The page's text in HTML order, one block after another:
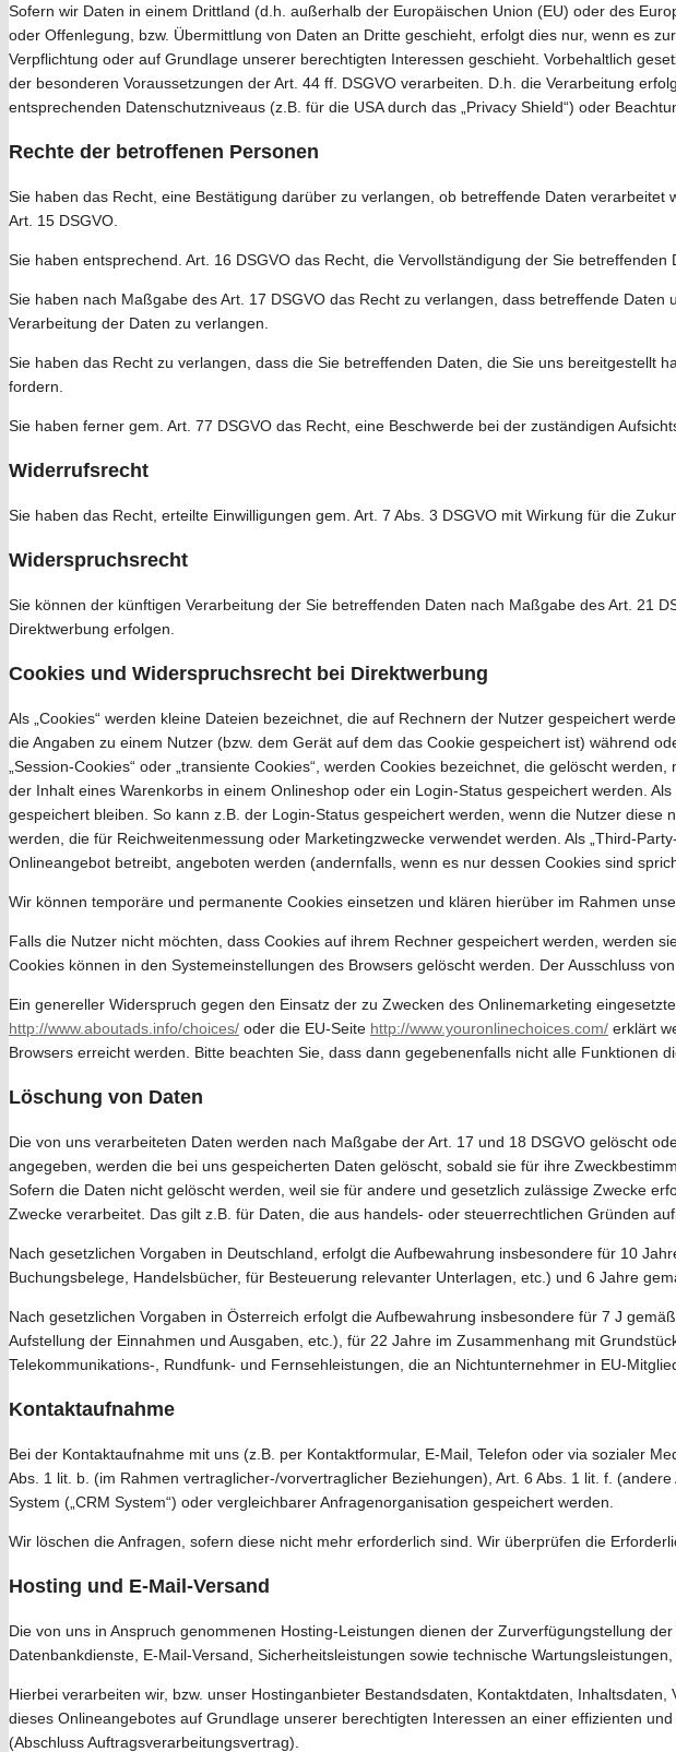
Sofern wir Daten in einem Drittland (d.h. außerhalb der Europäischen Union (EU) oder des
oder Offenlegung, bzw. Übermittlung von Daten an Dritte geschieht, erfolgt dies nur, wenn es
Verpflichtung oder auf Grundlage unserer berechtigten Interessen geschieht. Vorbehaltlich
der besonderen Voraussetzungen der Art. 44 ff. DSGVO verarbeiten. D.h. die Verarbeitung
entsprechenden Datenschutzniveaus (z.B. für die USA durch das „Privacy Shield“) oder
Rechte der betroffenen Personen
Sie haben das Recht, eine Bestätigung darüber zu verlangen, ob betreffende Daten
Art. 15 DSGVO.
Sie haben entsprechend. Art. 16 DSGVO das Recht, die Vervollständigung der Sie
Sie haben nach Maßgabe des Art. 17 DSGVO das Recht zu verlangen, dass betreffende
Verarbeitung der Daten zu verlangen.
Sie haben das Recht zu verlangen, dass die Sie betreffenden Daten, die Sie uns bereitgestellt
fordern.
Sie haben ferner gem. Art. 77 DSGVO das Recht, eine Beschwerde bei der zuständigen
Widerrufsrecht
Sie haben das Recht, erteilte Einwilligungen gem. Art. 7 Abs. 3 DSGVO mit Wirkung für die
Widerspruchsrecht
Sie können der künftigen Verarbeitung der Sie betreffenden Daten nach Maßgabe des Art. 21
Direktwerbung erfolgen.
Cookies und Widerspruchsrecht bei Direktwerbung
Als „Cookies“ werden kleine Dateien bezeichnet, die auf Rechnern der Nutzer gespeichert
die Angaben zu einem Nutzer (bzw. dem Gerät auf dem das Cookie gespeichert ist) während
„Session-Cookies“ oder „transiente Cookies“, werden Cookies bezeichnet, die gelöscht
der Inhalt eines Warenkorbs in einem Onlineshop oder ein Login-Status gespeichert werden.
gespeichert bleiben. So kann z.B. der Login-Status gespeichert werden, wenn die Nutzer
werden, die für Reichweitenmessung oder Marketingzwecke verwendet werden. Als „Third-
Onlineangebot betreibt, angeboten werden (andernfalls, wenn es nur dessen Cookies sind
Wir können temporäre und permanente Cookies einsetzen und klären hierüber im Rahmen
Falls die Nutzer nicht möchten, dass Cookies auf ihrem Rechner gespeichert werden, werden
Cookies können in den Systemeinstellungen des Browsers gelöscht werden. Der Ausschluss
Ein genereller Widerspruch gegen den Einsatz der zu Zwecken des Onlinemarketing
http://www.aboutads.info/choices/ oder die EU-Seite http://www.youronlinechoices.com/ erklärt
Browsers erreicht werden. Bitte beachten Sie, dass dann gegebenenfalls nicht alle Funktionen
Löschung von Daten
Die von uns verarbeiteten Daten werden nach Maßgabe der Art. 17 und 18 DSGVO gelöscht
angegeben, werden die bei uns gespeicherten Daten gelöscht, sobald sie für ihre
Sofern die Daten nicht gelöscht werden, weil sie für andere und gesetzlich zulässige Zwecke
Zwecke verarbeitet. Das gilt z.B. für Daten, die aus handels- oder steuerrechtlichen Gründen
Nach gesetzlichen Vorgaben in Deutschland, erfolgt die Aufbewahrung insbesondere für 10
Buchungsbelege, Handelsbücher, für Besteuerung relevanter Unterlagen, etc.) und 6 Jahre
Nach gesetzlichen Vorgaben in Österreich erfolgt die Aufbewahrung insbesondere für 7 J
Aufstellung der Einnahmen und Ausgaben, etc.), für 22 Jahre im Zusammenhang mit
Telekommunikations-, Rundfunk- und Fernsehleistungen, die an Nichtunternehmer in EU-
Kontaktaufnahme
Bei der Kontaktaufnahme mit uns (z.B. per Kontaktformular, E-Mail, Telefon oder via sozialer
Abs. 1 lit. b. (im Rahmen vertraglicher-/vorvertraglicher Beziehungen), Art. 6 Abs. 1 lit. f.
System („CRM System“) oder vergleichbarer Anfragenorganisation gespeichert werden.
Wir löschen die Anfragen, sofern diese nicht mehr erforderlich sind. Wir überprüfen die
Hosting und E-Mail-Versand
Die von uns in Anspruch genommenen Hosting-Leistungen dienen der Zurverfügungstellung
Datenbankdienste, E-Mail-Versand, Sicherheitsleistungen sowie technische
Hierbei verarbeiten wir, bzw. unser Hostinganbieter Bestandsdaten, Kontaktdaten,
dieses Onlineangebotes auf Grundlage unserer berechtigten Interessen an einer effizienten
(Abschluss Auftragsverarbeitungsvertrag).